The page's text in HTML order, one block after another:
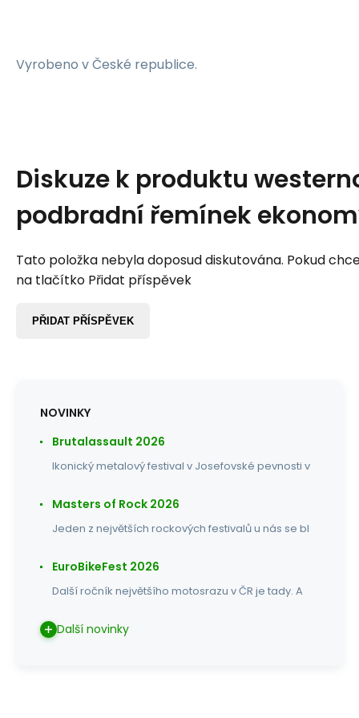
Vyrobeno v České republice.
Diskuze k produktu
podbradní řemínek
Tato položka nebyla doposud diskutována. Pokud
na tlačítko Přidat příspěvek
PŘIDAT PŘÍSPĚVEK
NOVINKY
Brutalassault 2026
Ikonický metalový festival v Josefovské pevnosti v
Masters of Rock 2026
Jeden z největších rockových festivalů u nás se bl
EuroBikeFest 2026
Další ročník největšího motosrazu v ČR je tady. A
Další novinky